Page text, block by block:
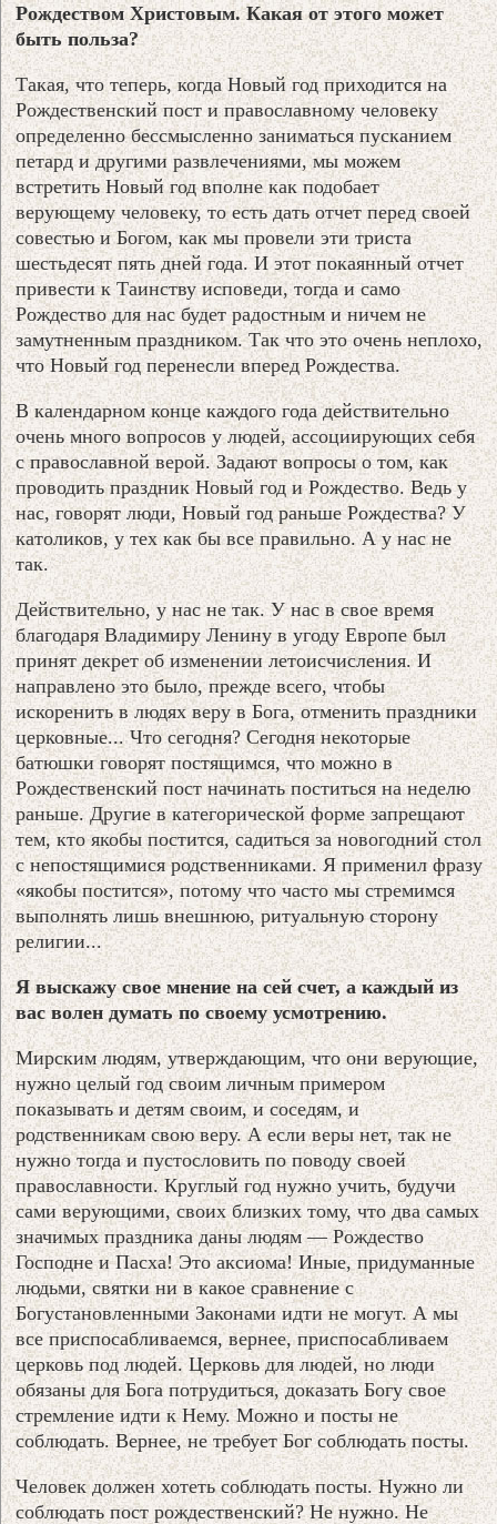
Рождеством Христовым. Какая от этого может
быть польза?
Такая, что теперь, когда Новый год приходится на
Рождественский пост и православному человеку
определенно бессмысленно заниматься пусканием
петард и другими развлечениями, мы можем
встретить Новый год вполне как подобает
верующему человеку, то есть дать отчет перед своей
совестью и Богом, как мы провели эти триста
шестьдесят пять дней года. И этот покаянный отчет
привести к Таинству исповеди, тогда и само
Рождество для нас будет радостным и ничем не
замутненным праздником. Так что это очень неплохо,
что Новый год перенесли вперед Рождества.
В календарном конце каждого года действительно
очень много вопросов у людей, ассоциирующих себя
с православной верой. Задают вопросы о том, как
проводить праздник Новый год и Рождество. Ведь у
нас, говорят люди, Новый год раньше Рождества? У
католиков, у тех как бы все правильно. А у нас не
так.
Действительно, у нас не так. У нас в свое время
благодаря Владимиру Ленину в угоду Европе был
принят декрет об изменении летоисчисления. И
направлено это было, прежде всего, чтобы
искоренить в людях веру в Бога, отменить праздники
церковные... Что сегодня? Сегодня некоторые
батюшки говорят постящимся, что можно в
Рождественский пост начинать поститься на неделю
раньше. Другие в категорической форме запрещают
тем, кто якобы постится, садиться за новогодний стол
с непостящимися родственниками. Я применил фразу
«якобы постится», потому что часто мы стремимся
выполнять лишь внешнюю, ритуальную сторону
религии...
Я выскажу свое мнение на сей счет, а каждый из
вас волен думать по своему усмотрению.
Мирским людям, утверждающим, что они верующие,
нужно целый год своим личным примером
показывать и детям своим, и соседям, и
родственникам свою веру. А если веры нет, так не
нужно тогда и пустословить по поводу своей
православности. Круглый год нужно учить, будучи
сами верующими, своих близких тому, что два самых
значимых праздника даны людям — Рождество
Господне и Пасха! Это аксиома! Иные, придуманные
людьми, святки ни в какое сравнение с
Богустановленными Законами идти не могут. А мы
все приспосабливаемся, вернее, приспосабливаем
церковь под людей. Церковь для людей, но люди
обязаны для Бога потрудиться, доказать Богу свое
стремление идти к Нему. Можно и посты не
соблюдать. Вернее, не требует Бог соблюдать посты.
Человек должен хотеть соблюдать посты. Нужно ли
соблюдать пост рождественский? Не нужно. Не